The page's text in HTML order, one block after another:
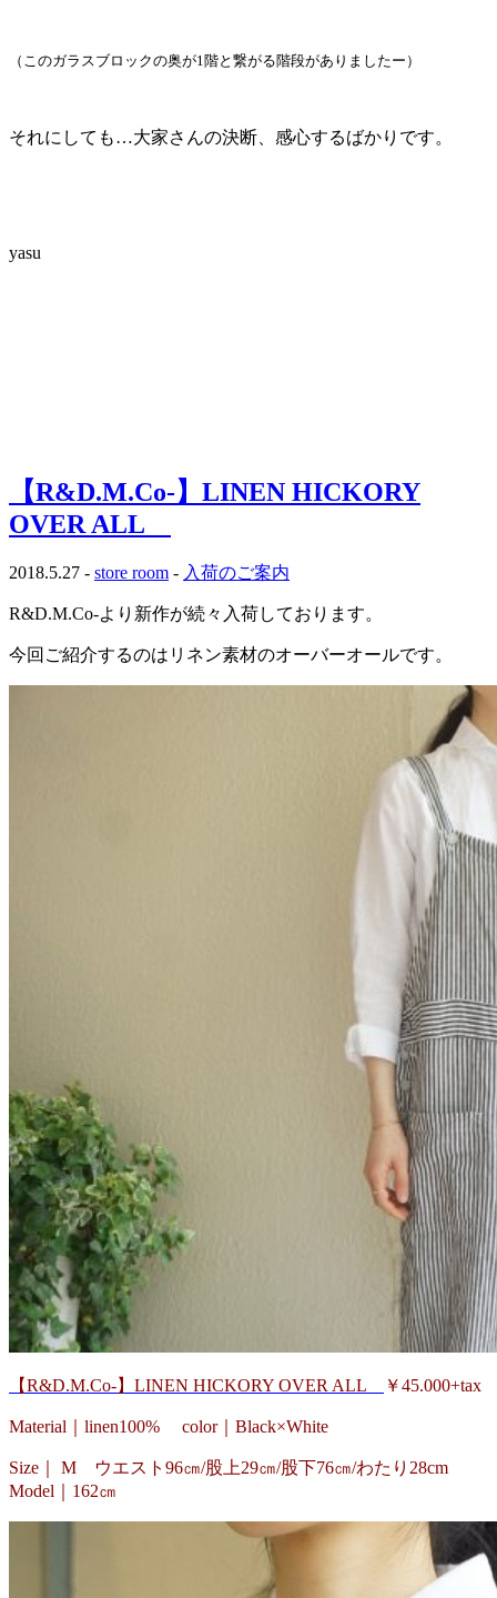
（このガラスブロックの奥が1階と繋がる階段がありましたー）
それにしても…大家さんの決断、感心するばかりです。
yasu
【R&D.M.Co-】LINEN HICKORY
OVER ALL
2018.5.27 - store room - 入荷のご案内
R&D.M.Co-より新作が続々入荷しております。
今回ご紹介するのはリネン素材のオーバーオールです。
【R&D.M.Co-】LINEN HICKORY OVER ALL ￥45.000+tax
Material｜linen100% color｜Black×White
Size｜ M ウエスト96㎝/股上29㎝/股下76㎝/わたり28cm
Model｜162㎝